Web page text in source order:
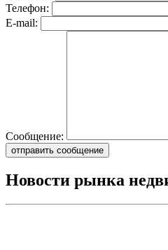
Телефон:
E-mail:
Сообщение:
отправить сообщение
Новости рынка